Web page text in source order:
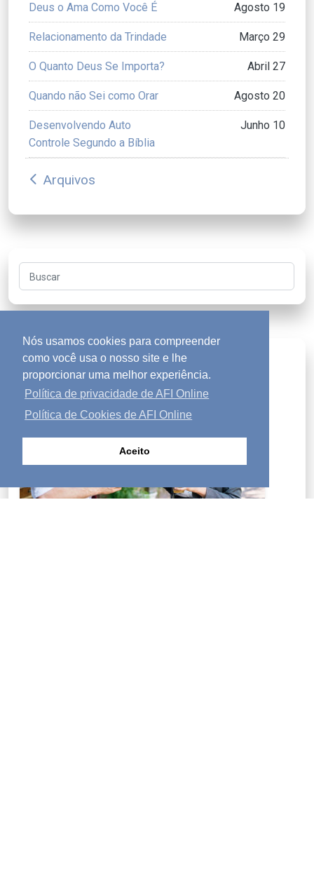
Nós usamos cookies para compreender
como você usa o nosso site e lhe
proporcionar uma melhor experiência.
Política de privacidade de AFI Online
Política de Cookies de AFI Online
Aceito
Deus o Ama Como Você É Agosto 19
Relacionamento da Trindade Março 29
O Quanto Deus Se Importa? Abril 27
Quando não Sei como Orar Agosto 20
Desenvolvendo Auto
Controle Segundo a Bíblia
Junho 10
arrow_back_ios Arquivos
Buscar
diversity_1Procurando por respostas?